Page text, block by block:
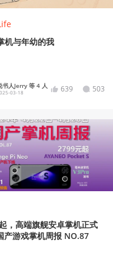
机与年幼的我
书人Jerry 等 4 人
03-18 639 503
，高端旗舰安卓掌机正式
产游戏掌机周报 NO.87